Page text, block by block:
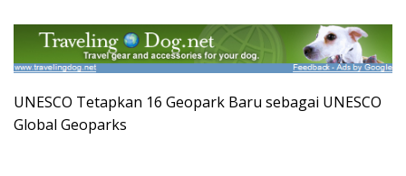
UNESCO Tetapkan 16 Geopark Baru sebagai UNESCO
Global Geoparks